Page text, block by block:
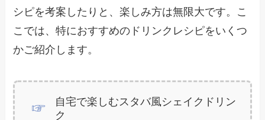
シピを考案したりと、楽しみ方は無限大です。こ
こでは、特におすすめのドリンクレシピをいくつ
かご紹介します。
自宅で楽しむスタバ風シェイクドリン
ク